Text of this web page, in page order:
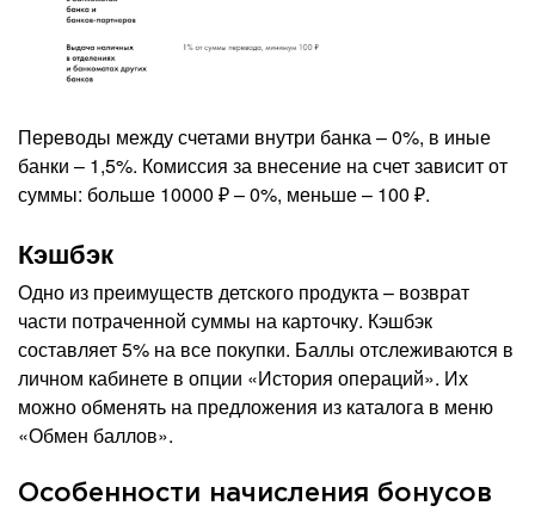
Переводы между счетами внутри банка – 0%, в иные
банки – 1,5%. Комиссия за внесение на счет зависит от
суммы: больше 10000 ₽ – 0%, меньше – 100 ₽.
Кэшбэк
Одно из преимуществ детского продукта – возврат
части потраченной суммы на карточку. Кэшбэк
составляет 5% на все покупки. Баллы отслеживаются в
личном кабинете в опции «История операций». Их
можно обменять на предложения из каталога в меню
«Обмен баллов».
Особенности начисления бонусов